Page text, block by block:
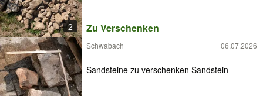
2 Zu Verschenken
Schwabach 06.07.2026
Sandsteine zu verschenken Sandstein